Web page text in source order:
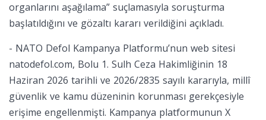
organlarını aşağılama” suçlamasıyla soruşturma
başlatıldığını ve gözaltı kararı verildiğini açıkladı.
- NATO Defol Kampanya Platformu’nun web sitesi
natodefol.com, Bolu 1. Sulh Ceza Hakimliğinin 18
Haziran 2026 tarihli ve 2026/2835 sayılı kararıyla, millî
güvenlik ve kamu düzeninin korunması gerekçesiyle
erişime engellenmişti. Kampanya platformunun X